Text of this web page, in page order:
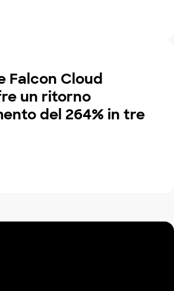
Falcon Cloud
un ritorno
del 264% in tre